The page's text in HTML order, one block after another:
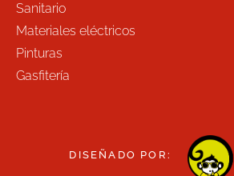
Sanitario
Materiales eléctricos
Pinturas
Gasfitería
DISEÑADO POR: